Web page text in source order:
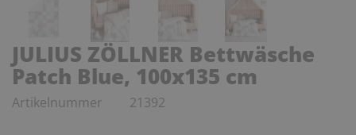
JULIUS ZÖLLNER Bettwäsche
Patch Blue, 100x135 cm
Artikelnummer 21392